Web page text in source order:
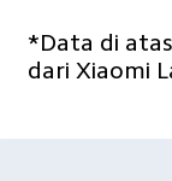
*Data di
dari Xiaomi